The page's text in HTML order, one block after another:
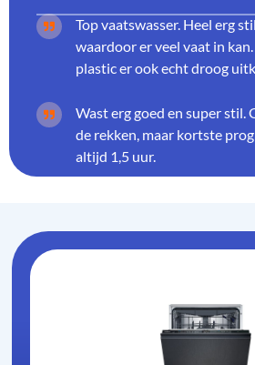
Top vaatswasser. Heel erg
waardoor er veel vaat in
plastic er ook echt droog
Wast erg goed en super stil.
de rekken, maar kortste
altijd 1,5 uur.